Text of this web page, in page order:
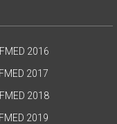
2016
2017
2018
2019